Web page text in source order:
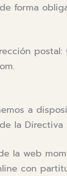
forma
a
la Directiva
la web
con